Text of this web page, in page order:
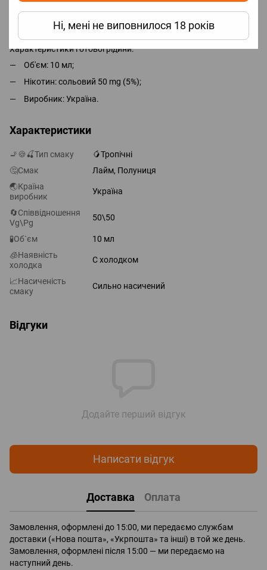
Ні, мені не виповнилося 18 років
Для досягнення максимального смаку необхідно почекати 2-5
днів, але парити можна відразу.
Характеристики готової рідини:
Об'єм: 10 мл;
Нікотин: сольовий 50 mg (5%);
Виробник: Україна.
Характеристики
🚬🍪🍒Тип смаку
🥭Тропічні
🤔Смак
Лайм, Полуниця
🌏Країна
виробник
Україна
🔄Співвідношення
Vg\Pg
50\50
🧪Об`єм
10 мл
🧊Наявність
холодка
С холодком
📈Насиченість
смаку
Сильно насичений
Відгуки
Додайте перший відгук
Написати відгук
Доставка Оплата
Замовлення, оформлені до 15:00, ми передаємо службам
доставки («Нова пошта», «Укрпошта» та інші) в той же день.
Замовлення, оформлені після 15:00 — ми передаємо на
наступний день.